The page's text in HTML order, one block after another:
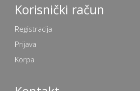
Korisnički račun
Registracija
Prijava
Korpa